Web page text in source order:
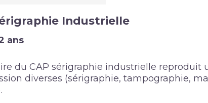
Industrielle
ans
du CAP sérigraphie industrielle reproduit
diverses (sérigraphie, tampographie,